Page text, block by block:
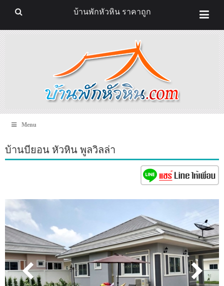
Menu
บ้านบียอน หัวหิน พูลวิลล่า
บ้านพักหัวหิน ราคาถูก